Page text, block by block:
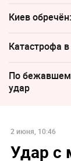
Киев
Катастрофа
По
удар
2 июня, 10:46
Удар с